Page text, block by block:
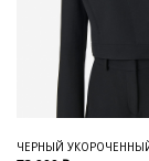
ЧЕРНЫЙ